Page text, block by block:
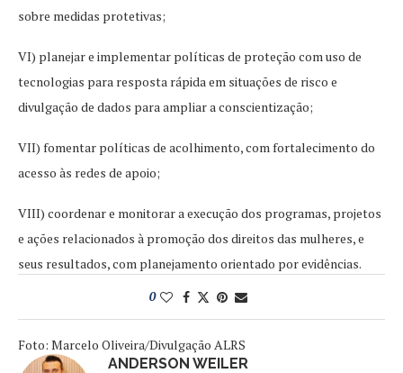
sobre medidas protetivas;
VI) planejar e implementar políticas de proteção com uso de
tecnologias para resposta rápida em situações de risco e
divulgação de dados para ampliar a conscientização;
VII) fomentar políticas de acolhimento, com fortalecimento do
acesso às redes de apoio;
VIII) coordenar e monitorar a execução dos programas, projetos
e ações relacionados à promoção dos direitos das mulheres, e
seus resultados, com planejamento orientado por evidências.
Foto: Marcelo Oliveira/Divulgação ALRS
0
ANDERSON WEILER